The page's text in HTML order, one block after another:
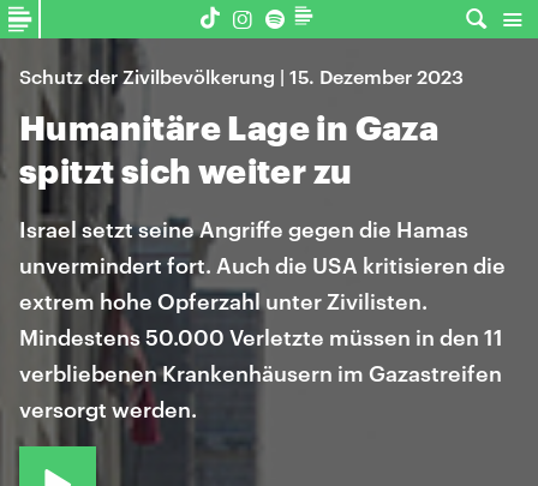
Schutz der Zivilbevölkerung | 15. Dezember 2023
Humanitäre Lage in Gaza
spitzt sich weiter zu
Israel setzt seine Angriffe gegen die Hamas
unvermindert fort. Auch die USA kritisieren die
extrem hohe Opferzahl unter Zivilisten.
Mindestens 50.000 Verletzte müssen in den 11
verbliebenen Krankenhäusern im Gazastreifen
versorgt werden.